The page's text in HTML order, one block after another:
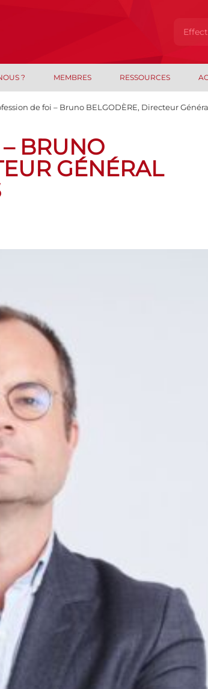
? MEMBRES RESSOURCES
de foi – Bruno BELGODÈRE, Directeur
BRUNO
GÉNÉRAL